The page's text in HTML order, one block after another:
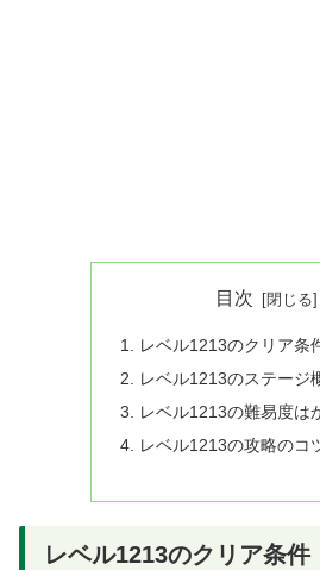
目次
レベル1213のクリア条
レベル1213のステージ
レベル1213の難易度は
レベル1213の攻略のコ
レベル1213のクリア条件